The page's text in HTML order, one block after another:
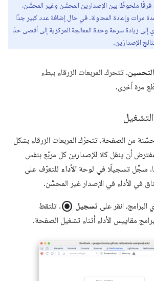
فرقًا ملحوظًا بين الإصدارين المحسَّن وغير المحسَّن،
مرات وإعادة المحاولة. في حال إضافة عدد كبير جدًا
إلى زيادة سرعة وحدة المعالجة المركزية إلى أقصى حدّ
الإصدارَين.
. تتحرك المربعات الزرقاء ببطء
مرة أخرى.
من الصفحة، تتحرّك المربعات الزرقاء بشكل
أن ينقل كلا الإصدارين كل مربّع بنفس
سجِّل تسجيلًا في لوحة الأداء للتعرّف على
في الأداء في الإصدار غير المحسَّن.
انقر على تسجيل radio_button_checked. تلتقط
مقاييس الأداء أثناء تشغيل الصفحة.